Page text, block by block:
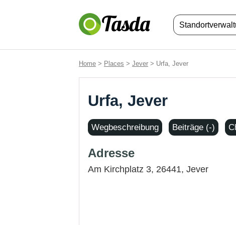
Home > Places > Jever > Urfa, Jever
Urfa, Jever
Wegbeschreibung Beiträge (-)
Adresse
Am Kirchplatz 3, 26441, Jever